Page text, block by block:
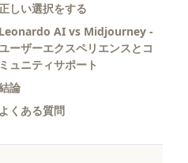
しい選択をする
Leonardo AI vs Midjourney -
ーザーエクスペリエンスとコ
ミュニティサポート
論
よくある質問